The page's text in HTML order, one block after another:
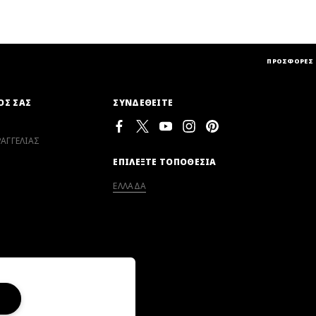
ΠΡΟΣΦΟΡΕΣ
ΣΑΣ
ΣΥΝΔΕΘΕΙΤΕ
ΕΠΙΛΕΞΤΕ ΤΟΠΟΘΕΣΙΑ
ΕΛΛΑΔΑ